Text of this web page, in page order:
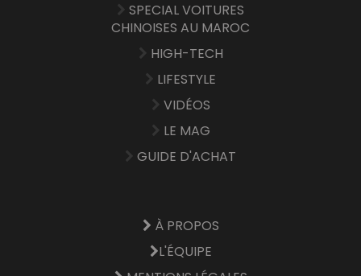
SPECIAL VOITURES
CHINOISES AU MAROC
HIGH-TECH
LIFESTYLE
VIDÉOS
LE MAG
GUIDE D'ACHAT
À PROPOS
L'ÉQUIPE